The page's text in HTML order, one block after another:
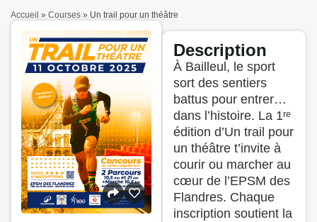
Accueil » Courses » Un trail pour un théâtre
Description
À Bailleul, le sport
sort des sentiers
battus pour entrer…
dans l’histoire. La 1ʳᵉ
édition d’Un trail pour
un théâtre t’invite à
courir ou marcher au
cœur de l’EPSM des
Flandres. Chaque
inscription soutient la